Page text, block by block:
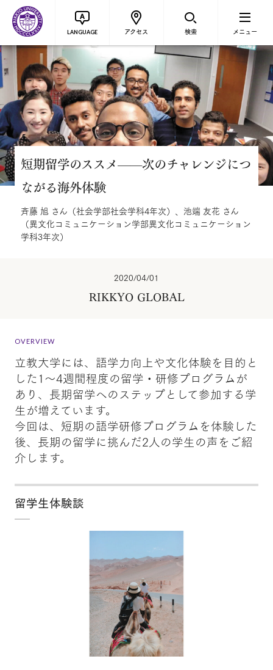
LANGUAGE アクセス 検索 メニュー
短期留学のススメ——次のチャレンジにつ
ながる海外体験
斉藤 旭 さん（社会学部社会学科4年次）、池端 友花 さん
（異文化コミュニケーション学部異文化コミュニケーション
学科3年次）
2020/04/01
RIKKYO GLOBAL
OVERVIEW
立教大学には、語学力向上や文化体験を目的と
した1～4週間程度の留学・研修プログラムが
あり、長期留学へのステップとして参加する学
生が増えています。
今回は、短期の語学研修プログラムを体験した
後、長期の留学に挑んだ2人の学生の声をご紹
介します。
留学生体験談